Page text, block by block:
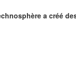
a créé